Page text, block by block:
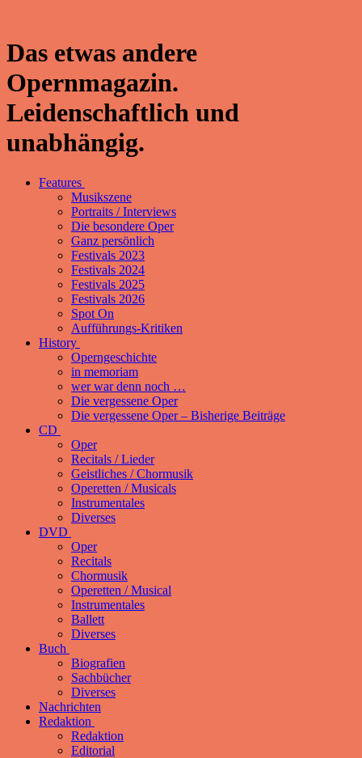
Das etwas andere
Opernmagazin.
Leidenschaftlich und
unabhängig.
Features
Musikszene
Portraits / Interviews
Die besondere Oper
Ganz persönlich
Festivals 2023
Festivals 2024
Festivals 2025
Festivals 2026
Spot On
Aufführungs-Kritiken
History
Operngeschichte
in memoriam
wer war denn noch …
Die vergessene Oper
Die vergessene Oper – Bisherige Beiträge
CD
Oper
Recitals / Lieder
Geistliches / Chormusik
Operetten / Musicals
Instrumentales
Diverses
DVD
Oper
Recitals
Chormusik
Operetten / Musical
Instrumentales
Ballett
Diverses
Buch
Biografien
Sachbücher
Diverses
Nachrichten
Redaktion
Redaktion
Editorial